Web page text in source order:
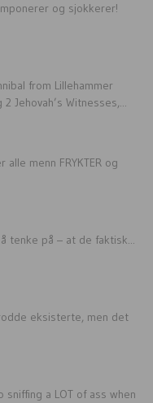
og sjokkerer!
from Lillehammer
Jehovah’s Witnesses,...
menn FRYKTER og
tenke på – at de faktisk...
eksisterte, men det
a LOT of ass when